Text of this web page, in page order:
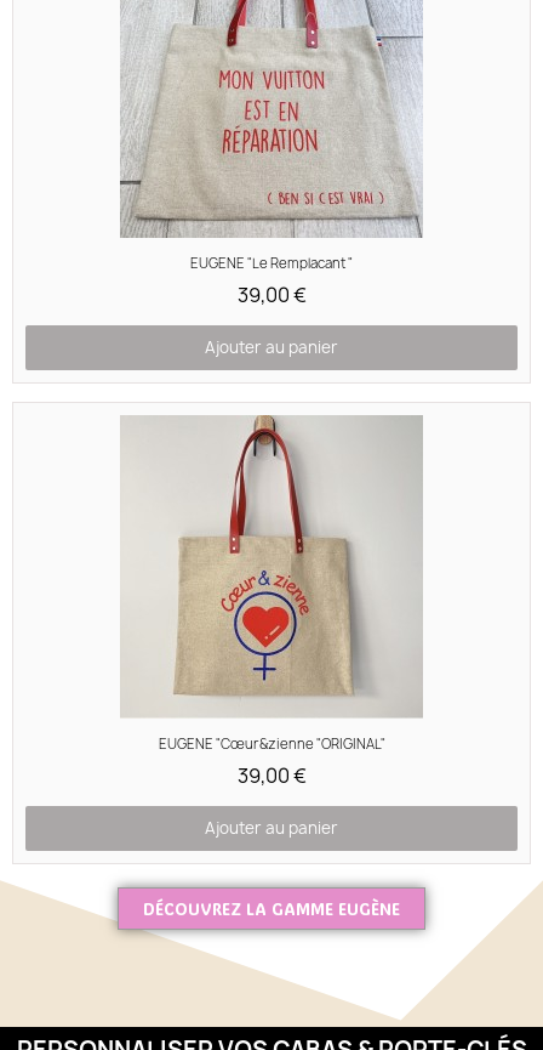
Aperçu rapide
EUGENE "Le Remplacant "
39,00 €
Ajouter au panier
Aperçu rapide
EUGENE "Cœur&zienne "ORIGINAL"
39,00 €
Ajouter au panier
DÉCOUVREZ LA GAMME EUGÈNE